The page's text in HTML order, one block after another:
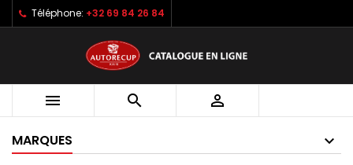
Téléphone: +32 69 84 26 84
  
MARQUES